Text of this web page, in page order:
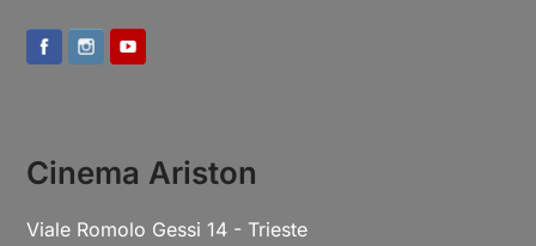
Cinema Ariston
Viale Romolo Gessi 14 - Trieste